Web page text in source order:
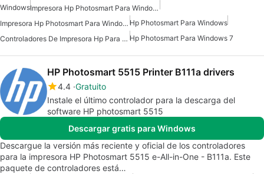
Windows
Impresora Hp Photosmart Para Windows 10
Impresora Hp Photosmart Para Windows 7 Hp Photosmart Para Windows
Controladores De Impresora Hp Para Windows Hp Photosmart Para Windows 7
HP Photosmart 5515 Printer B111a drivers
4.4 Gratuito
Instale el último controlador para la descarga del
software HP photosmart 5515
Descargar gratis para Windows
Descargue la versión más reciente y oficial de los controladores
para la impresora HP Photosmart 5515 e-All-in-One - B111a. Este
paquete de controladores está…